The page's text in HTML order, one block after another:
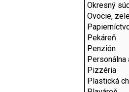
Okresný
Ovocie,
Pekáreň
Penzión
Personálna
Pizzéria
Plastická